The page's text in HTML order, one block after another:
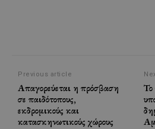
Previous article
Απαγορεύεται η πρόσβαση
σε παιδότοπους,
εκδρομικούς και
κατασκηνωτικούς χώρους
Το